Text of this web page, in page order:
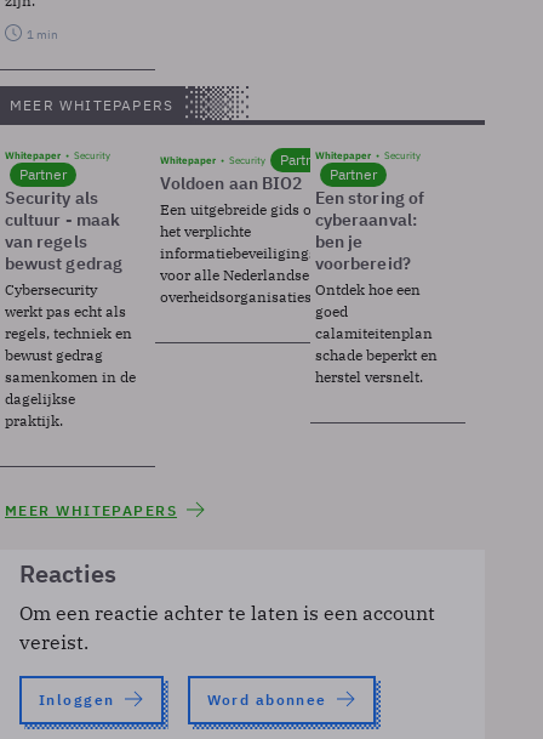
1 min
MEER WHITEPAPERS
Whitepaper Security
Partner
Security als
cultuur - maak
van regels
bewust gedrag
Cybersecurity
werkt pas echt als
regels, techniek en
bewust gedrag
samenkomen in de
dagelijkse
praktijk.
Whitepaper Security Partner
Voldoen aan BIO2
Een uitgebreide gids over BIO2,
het verplichte
informatiebeveiligingsframework
voor alle Nederlandse
overheidsorganisaties.
Whitepaper Security
Partner
Een storing of
cyberaanval:
ben je
voorbereid?
Ontdek hoe een
goed
calamiteitenplan
schade beperkt en
herstel versnelt.
MEER WHITEPAPERS
Reacties
Om een reactie achter te laten is een account
vereist.
Inloggen Word abonnee